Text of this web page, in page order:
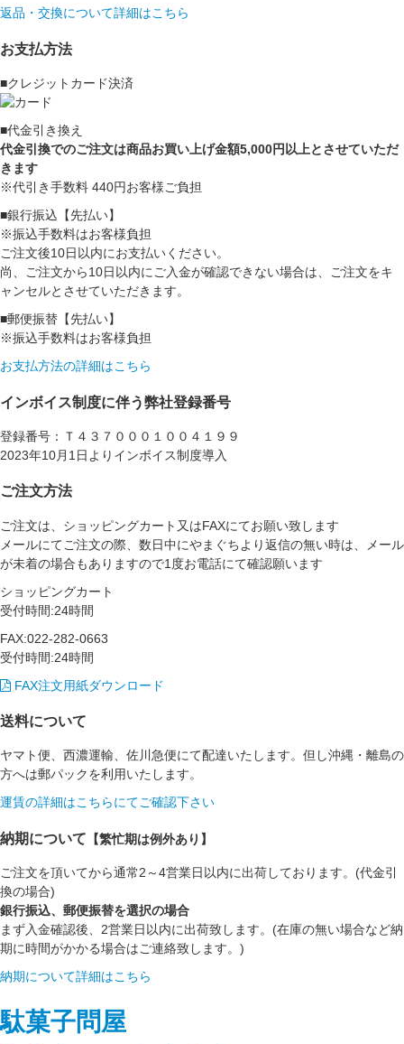
返品・交換について詳細はこちら
お支払方法
■クレジットカード決済
■代金引き換え
代金引換でのご注文は商品お買い上げ金額5,000円以上とさせていただ
きます
※代引き手数料 440円お客様ご負担
■銀行振込【先払い】
※振込手数料はお客様負担
ご注文後10日以内にお支払いください。
尚、ご注文から10日以内にご入金が確認できない場合は、ご注文をキ
ャンセルとさせていただきます。
■郵便振替【先払い】
※振込手数料はお客様負担
お支払方法の詳細はこちら
インボイス制度に伴う弊社登録番号
登録番号：Ｔ４３７０００１００４１９９
2023年10月1日よりインボイス制度導入
ご注文方法
ご注文は、ショッピングカート又はFAXにてお願い致します
メールにてご注文の際、数日中にやまぐちより返信の無い時は、メール
が未着の場合もありますので1度お電話にて確認願います
ショッピングカート
受付時間:24時間
FAX:022-282-0663
受付時間:24時間
FAX注文用紙ダウンロード
送料について
ヤマト便、西濃運輸、佐川急便にて配達いたします。但し沖縄・離島の
方へは郵パックを利用いたします。
運賃の詳細はこちらにてご確認下さい
納期について 【繁忙期は例外あり】
ご注文を頂いてから通常2～4営業日以内に出荷しております。(代金引
換の場合)
銀行振込、郵便振替を選択の場合
まず入金確認後、2営業日以内に出荷致します。(在庫の無い場合など納
期に時間がかかる場合はご連絡致します。)
納期について詳細はこちら
駄菓子問屋